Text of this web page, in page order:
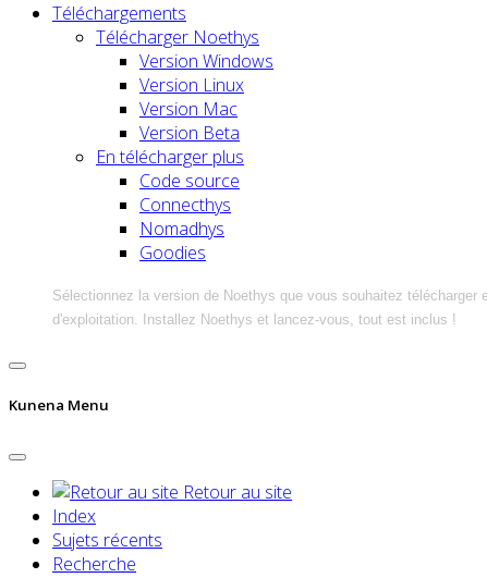
Téléchargements
Télécharger Noethys
Version Windows
Version Linux
Version Mac
Version Beta
En télécharger plus
Code source
Connecthys
Nomadhys
Goodies
Sélectionnez la version de Noethys que vous souhaitez télécharger
d'exploitation. Installez Noethys et lancez-vous, tout est inclus !
Kunena Menu
Retour au site
Index
Sujets récents
Recherche